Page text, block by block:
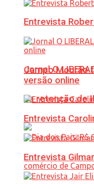
Campo Mourão
na retenção de
Entrevista
Jornal O
versão online
Entrevista
Entrevista